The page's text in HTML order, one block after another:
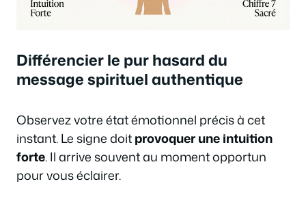
Différencier le pur hasard du
message spirituel authentique
Observez votre état émotionnel précis à cet
instant. Le signe doitprovoquer une intuition
forte. Il arrive souvent au moment opportun
pour vous éclairer.